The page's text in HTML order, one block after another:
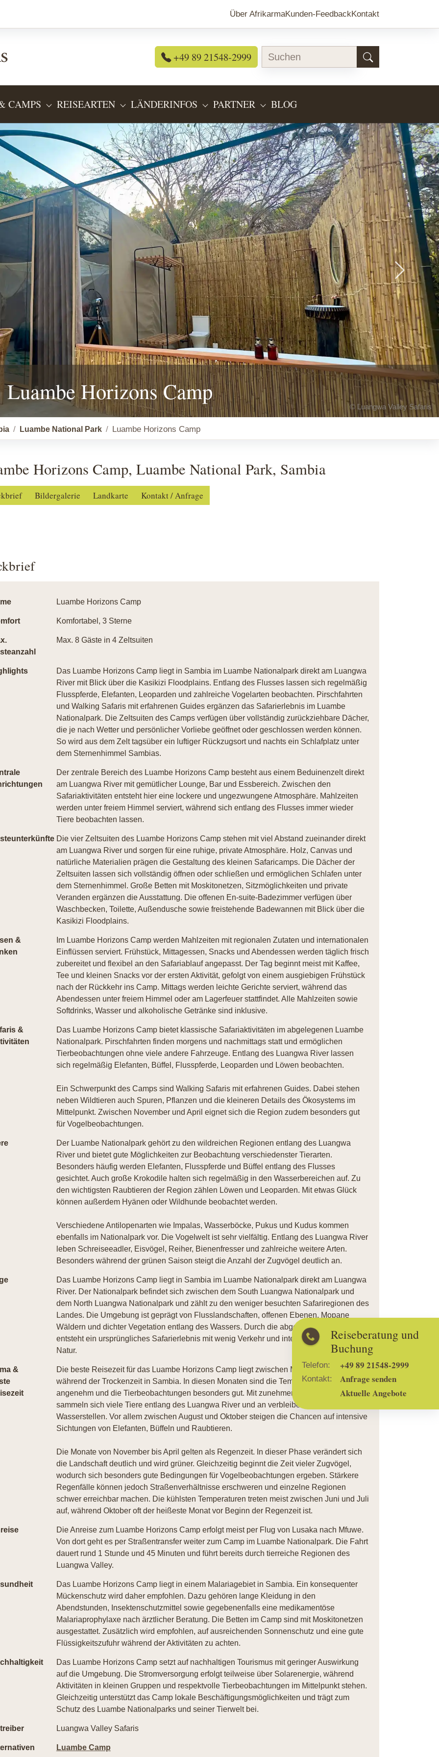
Über AfrikarmaKunden-FeedbackKontakt
+49 89 21548-2999
"REISEANGEBOTE"
CAMPS SUBMENU FOR "LODGES & CAMPS"
REISEARTEN SUBMENU FOR "REISEARTEN"
LÄNDERINFOS SUBMENU FOR "LÄNDERINFOS"
PARTNER SUBMENU FOR "PARTNER"
BLOG
Reiseberatung und
Buchung
Telefon: +49 89 21548-2999
Kontakt:
Anfrage senden
Aktuelle Angebote
Luambe Horizons Camp
© Luangwa Valley Safaris
Next
Luambe National Park Luambe Horizons Camp
Horizons Camp, Luambe National Park, Sambia
Bildergalerie Landkarte Kontakt / Anfrage
Luambe Horizons Camp
Komfortabel, 3 Sterne
Max. 8 Gäste in 4 Zeltsuiten
Das Luambe Horizons Camp liegt in Sambia im Luambe Nationalpark direkt am Luangwa
River mit Blick über die Kasikizi Floodplains. Entlang des Flusses lassen sich regelmäßig
Flusspferde, Elefanten, Leoparden und zahlreiche Vogelarten beobachten. Pirschfahrten
und Walking Safaris mit erfahrenen Guides ergänzen das Safarierlebnis im Luambe
Nationalpark. Die Zeltsuiten des Camps verfügen über vollständig zurückziehbare Dächer,
die je nach Wetter und persönlicher Vorliebe geöffnet oder geschlossen werden können.
So wird aus dem Zelt tagsüber ein luftiger Rückzugsort und nachts ein Schlafplatz unter
dem Sternenhimmel Sambias.
Der zentrale Bereich des Luambe Horizons Camp besteht aus einem Beduinenzelt direkt
am Luangwa River mit gemütlicher Lounge, Bar und Essbereich. Zwischen den
Safariaktivitäten entsteht hier eine lockere und ungezwungene Atmosphäre. Mahlzeiten
werden unter freiem Himmel serviert, während sich entlang des Flusses immer wieder
Tiere beobachten lassen.
Die vier Zeltsuiten des Luambe Horizons Camp stehen mit viel Abstand zueinander direkt
am Luangwa River und sorgen für eine ruhige, private Atmosphäre. Holz, Canvas und
natürliche Materialien prägen die Gestaltung des kleinen Safaricamps. Die Dächer der
Zeltsuiten lassen sich vollständig öffnen oder schließen und ermöglichen Schlafen unter
dem Sternenhimmel. Große Betten mit Moskitonetzen, Sitzmöglichkeiten und private
Veranden ergänzen die Ausstattung. Die offenen En-suite-Badezimmer verfügen über
Waschbecken, Toilette, Außendusche sowie freistehende Badewannen mit Blick über die
Kasikizi Floodplains.
&
Im Luambe Horizons Camp werden Mahlzeiten mit regionalen Zutaten und internationalen
Einflüssen serviert. Frühstück, Mittagessen, Snacks und Abendessen werden täglich frisch
zubereitet und flexibel an den Safariablauf angepasst. Der Tag beginnt meist mit Kaffee,
Tee und kleinen Snacks vor der ersten Aktivität, gefolgt von einem ausgiebigen Frühstück
nach der Rückkehr ins Camp. Mittags werden leichte Gerichte serviert, während das
Abendessen unter freiem Himmel oder am Lagerfeuer stattfindet. Alle Mahlzeiten sowie
Softdrinks, Wasser und alkoholische Getränke sind inklusive.
&
Das Luambe Horizons Camp bietet klassische Safariaktivitäten im abgelegenen Luambe
Nationalpark. Pirschfahrten finden morgens und nachmittags statt und ermöglichen
Tierbeobachtungen ohne viele andere Fahrzeuge. Entlang des Luangwa River lassen
sich regelmäßig Elefanten, Büffel, Flusspferde, Leoparden und Löwen beobachten.
Ein Schwerpunkt des Camps sind Walking Safaris mit erfahrenen Guides. Dabei stehen
neben Wildtieren auch Spuren, Pflanzen und die kleineren Details des Ökosystems im
Mittelpunkt. Zwischen November und April eignet sich die Region zudem besonders gut
für Vogelbeobachtungen.
Der Luambe Nationalpark gehört zu den wildreichen Regionen entlang des Luangwa
River und bietet gute Möglichkeiten zur Beobachtung verschiedenster Tierarten.
Besonders häufig werden Elefanten, Flusspferde und Büffel entlang des Flusses
gesichtet. Auch große Krokodile halten sich regelmäßig in den Wasserbereichen auf. Zu
den wichtigsten Raubtieren der Region zählen Löwen und Leoparden. Mit etwas Glück
können außerdem Hyänen oder Wildhunde beobachtet werden.
Verschiedene Antilopenarten wie Impalas, Wasserböcke, Pukus und Kudus kommen
ebenfalls im Nationalpark vor. Die Vogelwelt ist sehr vielfältig. Entlang des Luangwa River
leben Schreiseeadler, Eisvögel, Reiher, Bienenfresser und zahlreiche weitere Arten.
Besonders während der grünen Saison steigt die Anzahl der Zugvögel deutlich an.
Das Luambe Horizons Camp liegt in Sambia im Luambe Nationalpark direkt am Luangwa
River. Der Nationalpark befindet sich zwischen dem South Luangwa Nationalpark und
dem North Luangwa Nationalpark und zählt zu den weniger besuchten Safariregionen des
Landes. Die Umgebung ist geprägt von Flusslandschaften, offenen Ebenen, Mopane
Wäldern und dichter Vegetation entlang des Wassers. Durch die abgeschiedene Lage
entsteht ein ursprüngliches Safarierlebnis mit wenig Verkehr und intensiver Nähe zur
Natur.
&
Die beste Reisezeit für das Luambe Horizons Camp liegt zwischen Mai und Oktober
während der Trockenzeit in Sambia. In diesen Monaten sind die Temperaturen meist
angenehm und die Tierbeobachtungen besonders gut. Mit zunehmender Trockenheit
sammeln sich viele Tiere entlang des Luangwa River und an verbleibenden
Wasserstellen. Vor allem zwischen August und Oktober steigen die Chancen auf intensive
Sichtungen von Elefanten, Büffeln und Raubtieren.
Die Monate von November bis April gelten als Regenzeit. In dieser Phase verändert sich
die Landschaft deutlich und wird grüner. Gleichzeitig beginnt die Zeit vieler Zugvögel,
wodurch sich besonders gute Bedingungen für Vogelbeobachtungen ergeben. Stärkere
Regenfälle können jedoch Straßenverhältnisse erschweren und einzelne Regionen
schwer erreichbar machen. Die kühlsten Temperaturen treten meist zwischen Juni und Juli
auf, während Oktober oft der heißeste Monat vor Beginn der Regenzeit ist.
Die Anreise zum Luambe Horizons Camp erfolgt meist per Flug von Lusaka nach Mfuwe.
Von dort geht es per Straßentransfer weiter zum Camp im Luambe Nationalpark. Die Fahrt
dauert rund 1 Stunde und 45 Minuten und führt bereits durch tierreiche Regionen des
Luangwa Valley.
Das Luambe Horizons Camp liegt in einem Malariagebiet in Sambia. Ein konsequenter
Mückenschutz wird daher empfohlen. Dazu gehören lange Kleidung in den
Abendstunden, Insektenschutzmittel sowie gegebenenfalls eine medikamentöse
Malariaprophylaxe nach ärztlicher Beratung. Die Betten im Camp sind mit Moskitonetzen
ausgestattet. Zusätzlich wird empfohlen, auf ausreichenden Sonnenschutz und eine gute
Flüssigkeitszufuhr während der Aktivitäten zu achten.
Das Luambe Horizons Camp setzt auf nachhaltigen Tourismus mit geringer Auswirkung
auf die Umgebung. Die Stromversorgung erfolgt teilweise über Solarenergie, während
Aktivitäten in kleinen Gruppen und respektvolle Tierbeobachtungen im Mittelpunkt stehen.
Gleichzeitig unterstützt das Camp lokale Beschäftigungsmöglichkeiten und trägt zum
Schutz des Luambe Nationalparks und seiner Tierwelt bei.
Luangwa Valley Safaris
Luambe Camp